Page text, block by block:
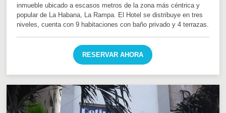
inmueble ubicado a escasos metros de la zona más céntrica y
popular de La Habana, La Rampa. El Hotel se distribuye en tres
niveles, cuenta con 9 habitaciones con baño privado y 4 terrazas.
RESERVAR AHORA